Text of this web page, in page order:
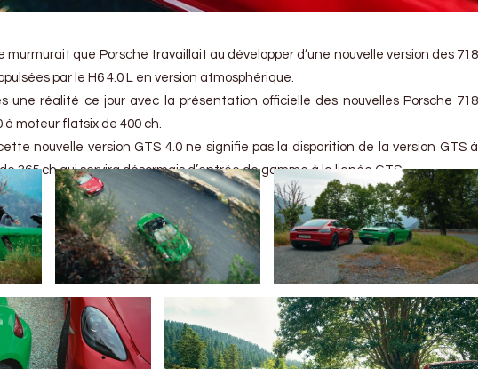
murmurait que Porsche travaillait au développer d’une nouvelle version des 718
par le H6 4.0 L en version atmosphérique.
une réalité ce jour avec la présentation officielle des nouvelles Porsche 718
moteur flatsix de 400 ch.
nouvelle version GTS 4.0 ne signifie pas la disparition de la version GTS à
365 ch qui servira désormais d’entrée de gamme à la lignée GTS.